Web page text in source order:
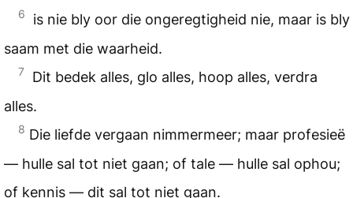
6
is nie bly oor die ongeregtigheid nie, maar is bly
saam met die waarheid.
7
Dit bedek alles, glo alles, hoop alles, verdra
alles.
8 Die liefde vergaan nimmermeer; maar profesieë
— hulle sal tot niet gaan; of tale — hulle sal ophou;
of kennis — dit sal tot niet gaan.